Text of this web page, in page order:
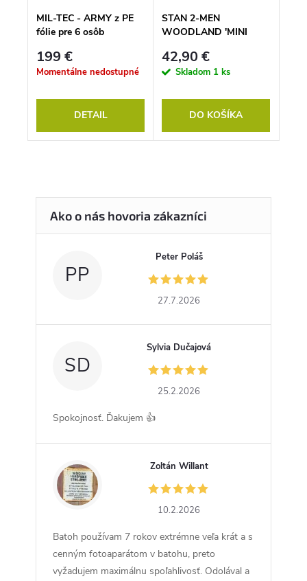
MIL-TEC - ARMY z PE
fólie pre 6 osôb
199 €
Momentálne nedostupné
DETAIL
STAN 2-MEN
WOODLAND ′MINI
42,90 €
Skladom 1 ks
DO KOŠÍKA
PP
Peter Poláš
27.7.2026
SD
Sylvia Dučajová
25.2.2026
Spokojnosť. Ďakujem 👍
ZW
Zoltán Willant
10.2.2026
Batoh používam 7 rokov extrémne veľa krát a s
cenným fotoaparátom v batohu, preto
vyžadujem maximálnu spoľahlivosť. Odolával a